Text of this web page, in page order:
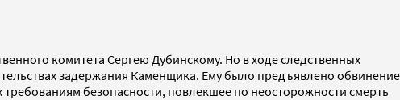
комитета Сергею Дубинскому. Но в ходе следственных
задержания Каменщика. Ему было предъявлено обвинение
безопасности, повлекшее по неосторожности смерть